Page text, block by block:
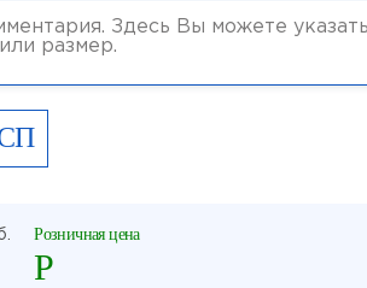
Розничная цена
Р